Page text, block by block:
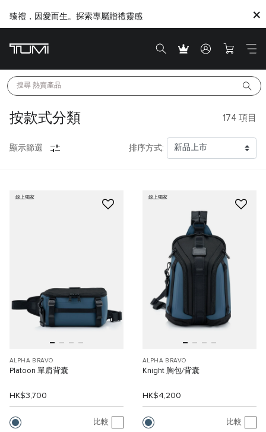
Citygate將進行内部重新裝修工程，期間暫停對外營業
搜尋 熱賣產品
按款式分類 174 項目
顯示篩選 排序方式:
線上獨家
ALPHA BRAVO
Platoon 單肩背囊
HK$3,700
比較
線上獨家
ALPHA BRAVO
Knight 胸包/背囊
HK$4,200
比較